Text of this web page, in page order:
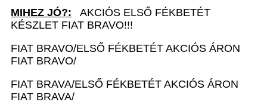
MIHEZ JÓ?: AKCIÓS ELSŐ FÉKBETÉT
KÉSZLET FIAT BRAVO!!!
FIAT BRAVO/ELSŐ FÉKBETÉT AKCIÓS ÁRON
FIAT BRAVO/
FIAT BRAVA/ELSŐ FÉKBETÉT AKCIÓS ÁRON
FIAT BRAVA/